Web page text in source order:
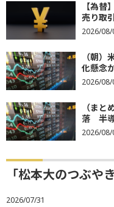
【為
売り取
2026/08/
（朝
化懸念
2026/08/
（ま
落 半導
2026/08/
「松本大のつぶや
2026/07/31